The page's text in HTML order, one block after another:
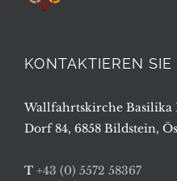
KONTAKTIEREN SIE
Wallfahrtskirche Basilika
Dorf 84, 6858 Bildstein,
T +43 (0) 5572 58367